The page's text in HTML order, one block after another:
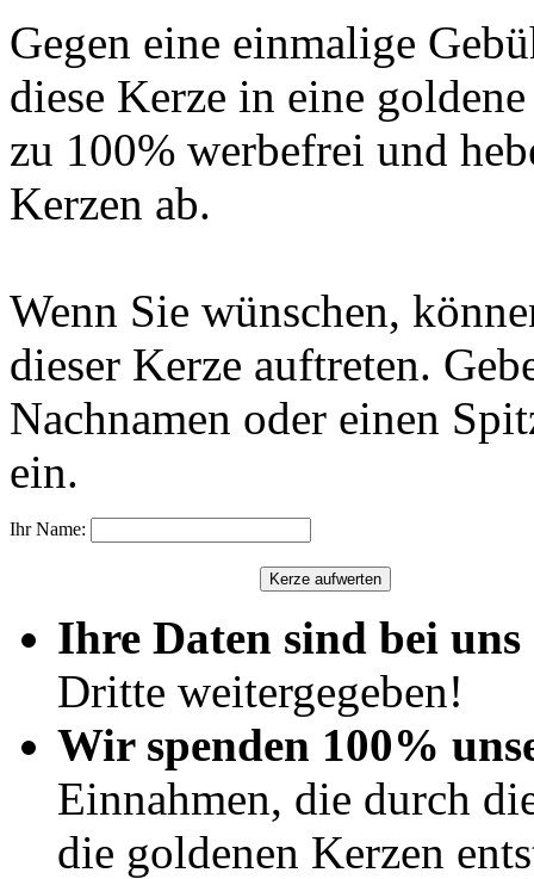
Gegen eine einmalige
diese Kerze in eine
zu 100% werbefrei und
Kerzen ab.
Wenn Sie wünschen,
dieser Kerze auftreten.
Nachnamen oder einen
ein.
Ihr Name:
Ihre Daten sind bei uns
Dritte weitergegeben!
Wir spenden 100%
Einnahmen, die durch
die goldenen Kerzen